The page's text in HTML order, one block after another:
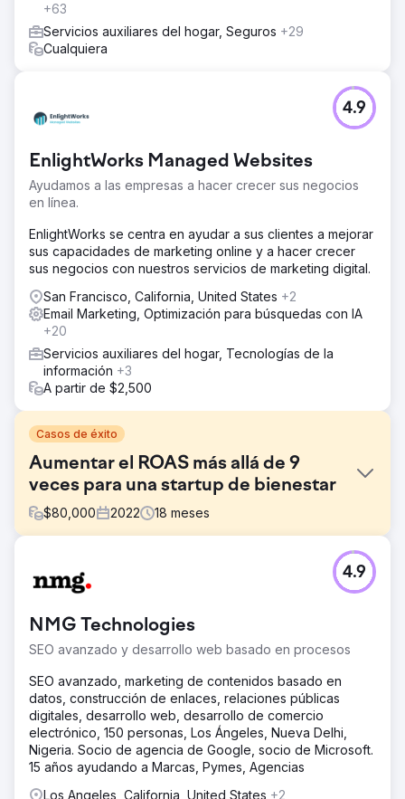
+63
Servicios auxiliares del hogar, Seguros +29
Cualquiera
EnlightWorks Managed Websites
Ayudamos a las empresas a hacer crecer sus negocios
en línea.
4.9
EnlightWorks se centra en ayudar a sus clientes a mejorar
sus capacidades de marketing online y a hacer crecer
sus negocios con nuestros servicios de marketing digital.
San Francisco, California, United States +2
Email Marketing, Optimización para búsquedas con IA
+20
Servicios auxiliares del hogar, Tecnologías de la
información +3
A partir de $2,500
Casos de éxito
Aumentar el ROAS más allá de 9
veces para una startup de bienestar
$80,000 2022 18 meses
Family First quería aumentar sus ingresos a través de lo
digital y tenía dificultades para llegar a clientes
sobre sus servicios.
La solución
Medios pagos a través de Google, Linkedin y anuncios
gráficos Redes sociales a través de Linkedin Contenido a
través de libros electrónicos, escritos y gráficos
El resultado
Generamos un ROAS 9 veces mayor en todas las
campañas de medios pagos y al mismo tiempo
aumentamos las conversiones del sitio en un 65 % en 9
NMG Technologies
SEO avanzado y desarrollo web basado en procesos
4.9
SEO avanzado, marketing de contenidos basado en
datos, construcción de enlaces, relaciones públicas
digitales, desarrollo web, desarrollo de comercio
electrónico, 150 personas, Los Ángeles, Nueva Delhi,
Nigeria. Socio de agencia de Google, socio de Microsoft.
15 años ayudando a Marcas, Pymes, Agencias
Los Angeles, California, United States +2